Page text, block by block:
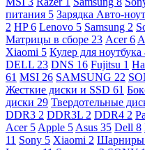
питания 5 Зарядка Авто-
2 HP6 Lenovo 5 Samsung 2
Матрицы в сборе 23 Acer6
Xiaomi 5 Кулер для ноутбука
DELL 23 DNS 16 Fujitsu 1
61 MSI 26 SAMSUNG 22
Жесткие диски и SSD 61
диски 29 Твердотельные
DDR3 2 DDR3L 2 DDR4 2
Acer 5 Apple 5 Asus 35 Dell 8
11 Sony 5 Xiaomi 2 Шарниры